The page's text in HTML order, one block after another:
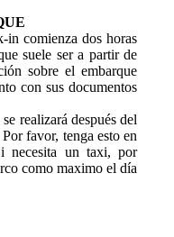
in comienza dos horas
suele ser a partir de
sobre el embarque
con sus documentos
realizará después del
favor, tenga esto en
necesita un taxi, por
como maximo el día